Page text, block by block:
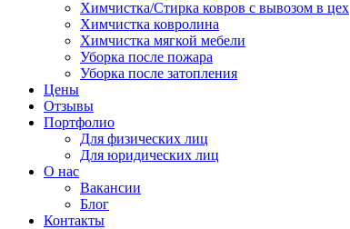
Химчистка/Стирка ковров с вывозом в цех
Химчистка ковролина
Химчистка мягкой мебели
Уборка после пожара
Уборка после затопления
Цены
Отзывы
Портфолио
Для физических лиц
Для юридических лиц
О нас
Вакансии
Блог
Контакты